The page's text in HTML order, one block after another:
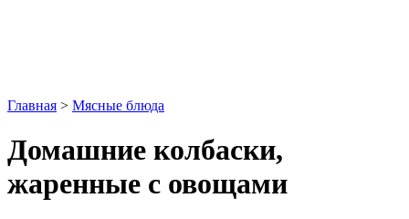
Главная > Мясные блюда
Домашние колбаски,
жаренные с овощами